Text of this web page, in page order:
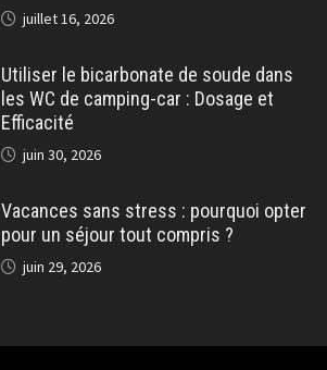
juillet 16, 2026
Utiliser le bicarbonate de soude dans
les WC de camping-car : Dosage et
Efficacité
juin 30, 2026
Vacances sans stress : pourquoi opter
pour un séjour tout compris ?
juin 29, 2026